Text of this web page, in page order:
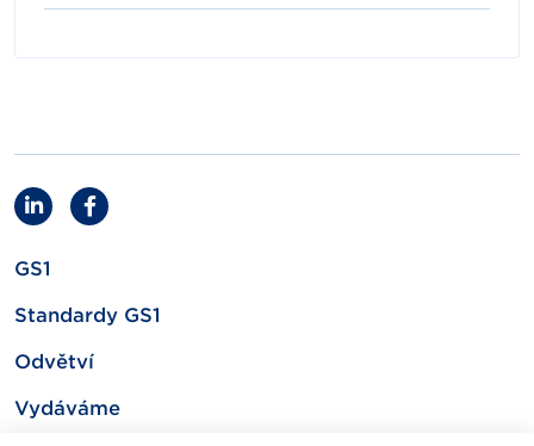
GS1
Standardy GS1
Odvětví
Vydáváme